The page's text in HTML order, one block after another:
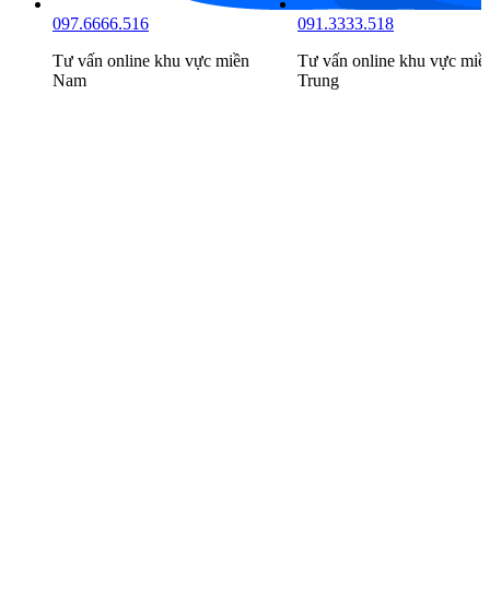
097.6666.516
Tư vấn online khu vực miền
Nam
091.3333.518
Tư vấn online khu vực
Trung